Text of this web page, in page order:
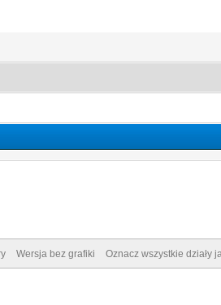
Wersja bez grafiki Oznacz wszystkie działy